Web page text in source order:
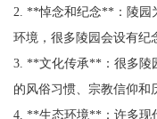
2. **悼念和纪念**：陵园
环境，很多陵园会设有纪
3. **文化传承**：很多陵
的风俗习惯、宗教信仰和
4. **生态环境**：许多现